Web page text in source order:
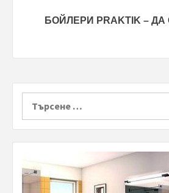
navigation
БОЙЛЕРИ PRAKTIK –